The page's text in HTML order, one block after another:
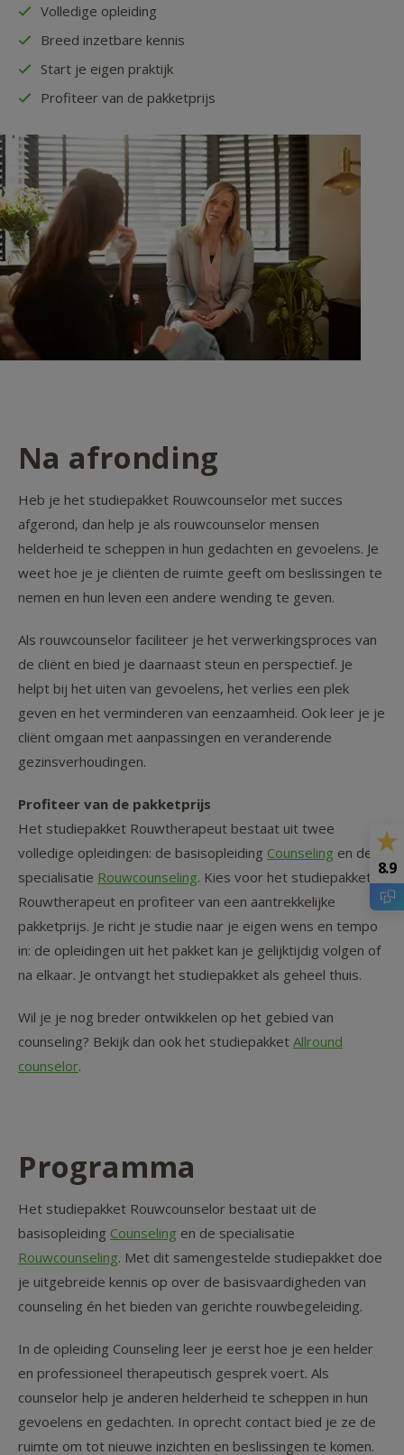
Volledige opleiding
Breed inzetbare kennis
Start je eigen praktijk
Profiteer van de pakketprijs
Na afronding
Heb je het studiepakket Rouwcounselor met succes
afgerond, dan help je als rouwcounselor mensen
helderheid te scheppen in hun gedachten en gevoelens. Je
weet hoe je je cliënten de ruimte geeft om beslissingen te
nemen en hun leven een andere wending te geven.
Als rouwcounselor faciliteer je het verwerkingsproces van
de cliënt en bied je daarnaast steun en perspectief. Je
helpt bij het uiten van gevoelens, het verlies een plek
geven en het verminderen van eenzaamheid. Ook leer je je
cliënt omgaan met aanpassingen en veranderende
gezinsverhoudingen.
Profiteer van de pakketprijs
Het studiepakket Rouwtherapeut bestaat uit twee
volledige opleidingen: de basisopleiding Counseling en de
specialisatie Rouwcounseling. Kies voor het studiepakket
Rouwtherapeut en profiteer van een aantrekkelijke
pakketprijs. Je richt je studie naar je eigen wens en tempo
in: de opleidingen uit het pakket kan je gelijktijdig volgen of
na elkaar. Je ontvangt het studiepakket als geheel thuis.
Wil je je nog breder ontwikkelen op het gebied van
counseling? Bekijk dan ook het studiepakket Allround
counselor.
Programma
Het studiepakket Rouwcounselor bestaat uit de
basisopleiding Counseling en de specialisatie
Rouwcounseling. Met dit samengestelde studiepakket doe
je uitgebreide kennis op over de basisvaardigheden van
counseling én het bieden van gerichte rouwbegeleiding.
In de opleiding Counseling leer je eerst hoe je een helder
en professioneel therapeutisch gesprek voert. Als
counselor help je anderen helderheid te scheppen in hun
gevoelens en gedachten. In oprecht contact bied je ze de
ruimte om tot nieuwe inzichten en beslissingen te komen.
8.9